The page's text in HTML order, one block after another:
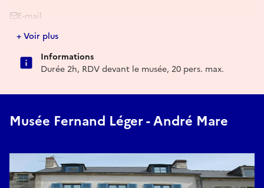
E-mail
musee-leger-mare@argentan.fr
+ Voir plus
Informations
Durée 2h, RDV devant le musée, 20 pers. max.
Musée Fernand Léger - André Mare